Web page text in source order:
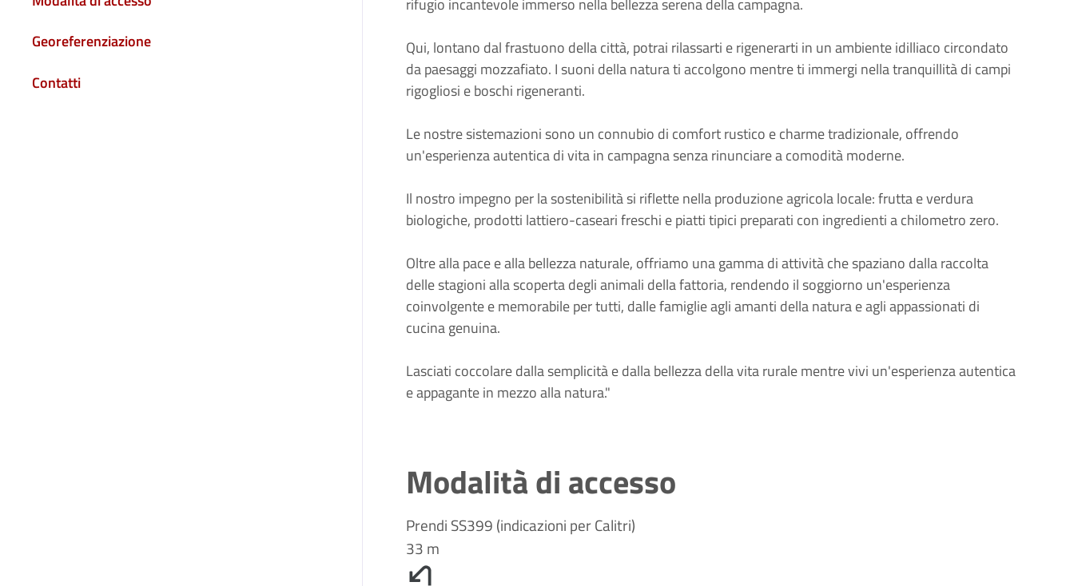
Georeferenziazione
Contatti
rifugio incantevole immerso nella bellezza serena della campagna.
Qui, lontano dal frastuono della città, potrai rilassarti e rigenerarti in un ambiente idilliaco circondato
da paesaggi mozzafiato. I suoni della natura ti accolgono mentre ti immergi nella tranquillità di campi
rigogliosi e boschi rigeneranti.
Le nostre sistemazioni sono un connubio di comfort rustico e charme tradizionale, offrendo
un'esperienza autentica di vita in campagna senza rinunciare a comodità moderne.
Il nostro impegno per la sostenibilità si riflette nella produzione agricola locale: frutta e verdura
biologiche, prodotti lattiero-caseari freschi e piatti tipici preparati con ingredienti a chilometro zero.
Oltre alla pace e alla bellezza naturale, offriamo una gamma di attività che spaziano dalla raccolta
delle stagioni alla scoperta degli animali della fattoria, rendendo il soggiorno un'esperienza
coinvolgente e memorabile per tutti, dalle famiglie agli amanti della natura e agli appassionati di
cucina genuina.
Lasciati coccolare dalla semplicità e dalla bellezza della vita rurale mentre vivi un'esperienza autentica
e appagante in mezzo alla natura."
Modalità di accesso
Prendi SS399 (indicazioni per Calitri)
33 m